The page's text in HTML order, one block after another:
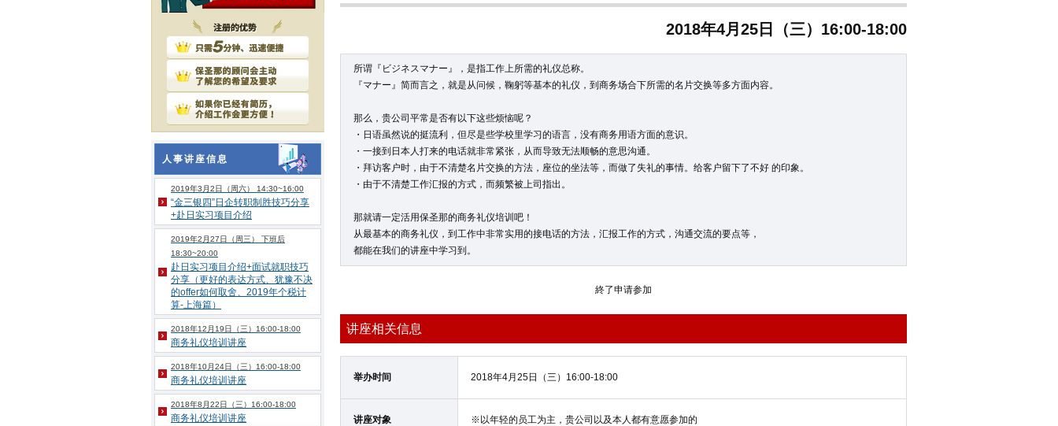
2018年4月25日（三）16:00-18:00
所谓『ビジネスマナー』，是指工作上所需的礼仪总称。
『マナー』简而言之，就是从问候，鞠躬等基本的礼仪，到商务场合下所需的名片交换等多方面内容。
那么，贵公司平常是否有以下这些烦恼呢？
・日语虽然说的挺流利，但尽是些学校里学习的语言，没有商务用语方面的意识。
・一接到日本人打来的电话就非常紧张，从而导致无法顺畅的意思沟通。
・拜访客户时，由于不清楚名片交换的方法，座位的坐法等，而做了失礼的事情。给客户留下了不好 的印象。
・由于不清楚工作汇报的方式，而频繁被上司指出。
那就请一定活用保圣那的商务礼仪培训吧！
从最基本的商务礼仪，到工作中非常实用的接电话的方法，汇报工作的方式，沟通交流的要点等，
都能在我们的讲座中学习到。
終了申请参加
讲座相关信息
举办时间 2018年4月25日（三）16:00-18:00
讲座对象
※以年轻的员工为主，贵公司以及本人都有意愿参加的
人事讲座信息
2019年3月2日（周六） 14:30~16:00
“金三银四”日企转职制胜技巧分享
+赴日实习项目介绍
2019年2月27日（周三） 下班后
18:30~20:00
赴日实习项目介绍+面试就职技巧
分享（更好的表达方式、犹豫不决
的offer如何取舍、2019年个税计
算-上海篇）
2018年12月19日（三）16:00-18:00
商务礼仪培训讲座
2018年10月24日（三）16:00-18:00
商务礼仪培训讲座
2018年8月22日（三）16:00-18:00
商务礼仪培训讲座